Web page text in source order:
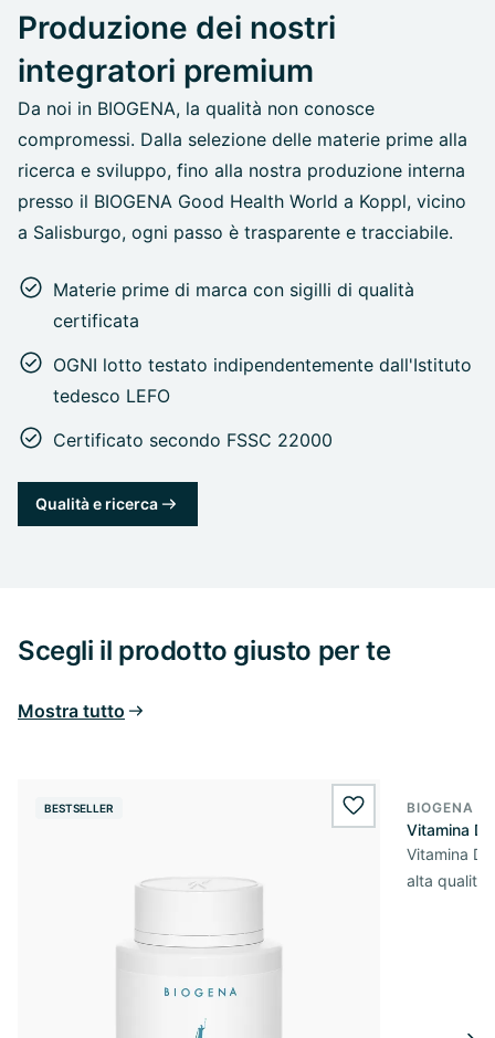
Produzione dei nostri
integratori premium
Da noi in BIOGENA, la qualità non conosce
compromessi. Dalla selezione delle materie prime alla
ricerca e sviluppo, fino alla nostra produzione interna
presso il BIOGENA Good Health World a Koppl, vicino
a Salisburgo, ogni passo è trasparente e tracciabile.
Materie prime di marca con sigilli di qualità
certificata
OGNI lotto testato indipendentemente dall'Istituto
tedesco LEFO
Certificato secondo FSSC 22000
Qualità e ricerca
Scegli il prodotto giusto per te
Mostra tutto
BESTSELLER wishlist.add
BIOGENA
Vitamina
Vitamina
alta qualità